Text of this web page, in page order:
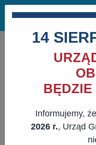
Masz pytania? 29
14
BĘDZIE
Informujemy,
2026 r., Urząd